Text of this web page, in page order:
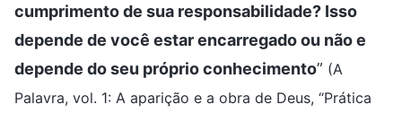
cumprimento de sua responsabilidade? Isso
depende de você estar encarregado ou não e
depende do seu próprio conhecimento” (A
Palavra, vol. 1: A aparição e a obra de Deus, “Prática